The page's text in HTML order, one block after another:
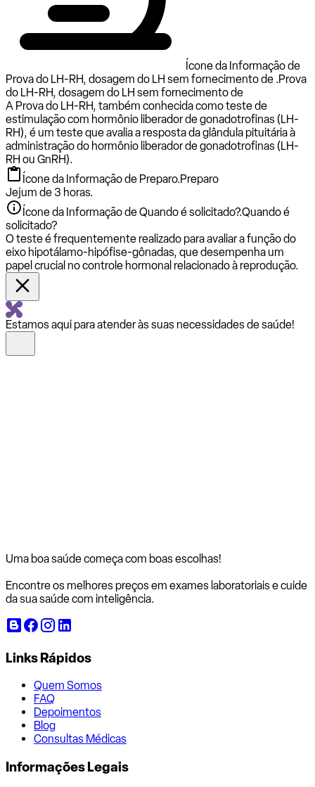
Ícone da Informação de
Prova do LH-RH, dosagem do LH sem fornecimento de .Prova
do LH-RH, dosagem do LH sem fornecimento de
A Prova do LH-RH, também conhecida como teste de
estimulação com hormônio liberador de gonadotrofinas (LH-
RH), é um teste que avalia a resposta da glândula pituitária à
administração do hormônio liberador de gonadotrofinas (LH-
RH ou GnRH).
Ícone da Informação de Preparo.Preparo
Jejum de 3 horas.
Ícone da Informação de Quando é solicitado?.Quando é
solicitado?
O teste é frequentemente realizado para avaliar a função do
eixo hipotálamo-hipófise-gônadas, que desempenha um
papel crucial no controle hormonal relacionado à reprodução.
Estamos aqui para atender às suas necessidades de saúde!
Uma boa saúde começa com boas escolhas!
Encontre os melhores preços em exames laboratoriais e cuide
da sua saúde com inteligência.
Links Rápidos
Quem Somos
FAQ
Depoimentos
Blog
Consultas Médicas
Informações Legais